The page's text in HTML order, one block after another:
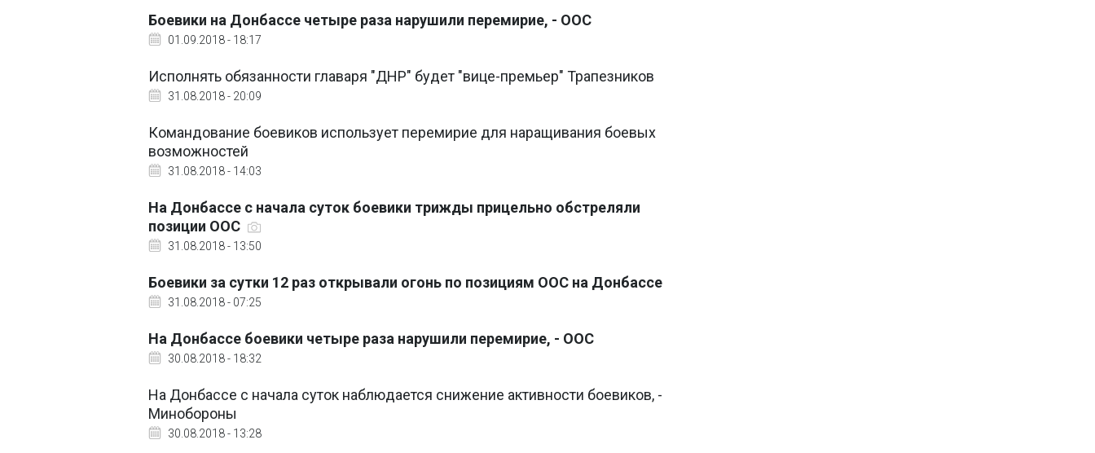
Боевики на Донбассе четыре раза нарушили перемирие, - ООС
01.09.2018 - 18:17
Исполнять обязанности главаря "ДНР" будет "вице-премьер" Трапезников
31.08.2018 - 20:09
Командование боевиков использует перемирие для наращивания боевых
возможностей
31.08.2018 - 14:03
На Донбассе с начала суток боевики трижды прицельно обстреляли
позиции ООС
31.08.2018 - 13:50
Боевики за сутки 12 раз открывали огонь по позициям ООС на Донбассе
31.08.2018 - 07:25
На Донбассе боевики четыре раза нарушили перемирие, - ООС
30.08.2018 - 18:32
На Донбассе с начала суток наблюдается снижение активности боевиков, -
Минобороны
30.08.2018 - 13:28